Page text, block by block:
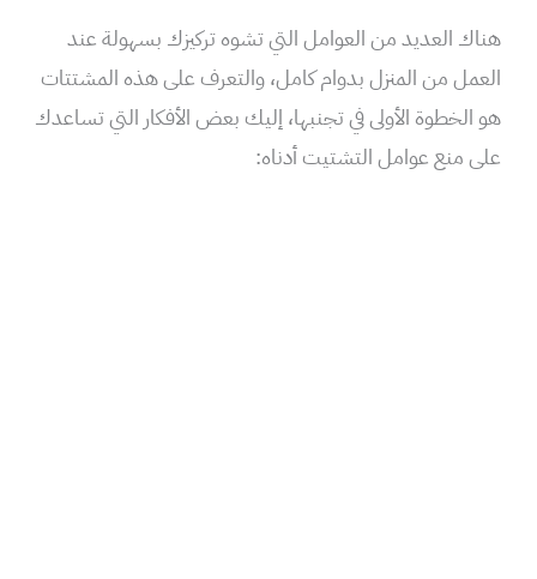
هناك العديد من العوامل التي تشوه تركيزك بسهولة عند
العمل من المنزل بدوام كامل، والتعرف على هذه المشتتات
هو الخطوة الأولى في تجنبها، إليك بعض الأفكار التي تساعدك
على منع عوامل التشتيت أدناه: